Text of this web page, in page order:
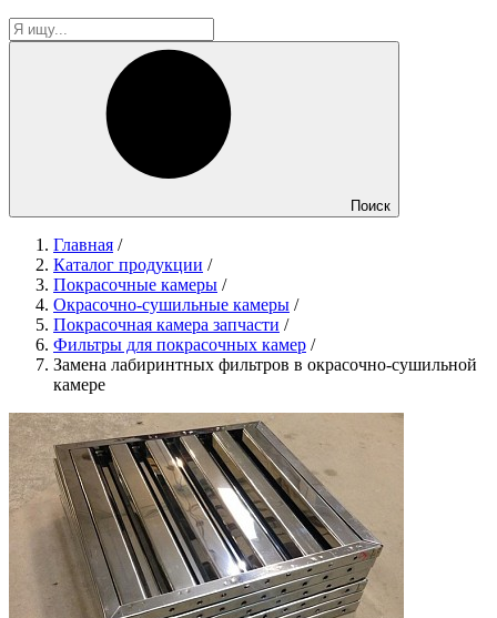
Поиск
Главная /
Каталог продукции /
Покрасочные камеры /
Окрасочно-сушильные камеры /
Покрасочная камера запчасти /
Фильтры для покрасочных камер /
Замена лабиринтных фильтров в окрасочно-сушильной
камере